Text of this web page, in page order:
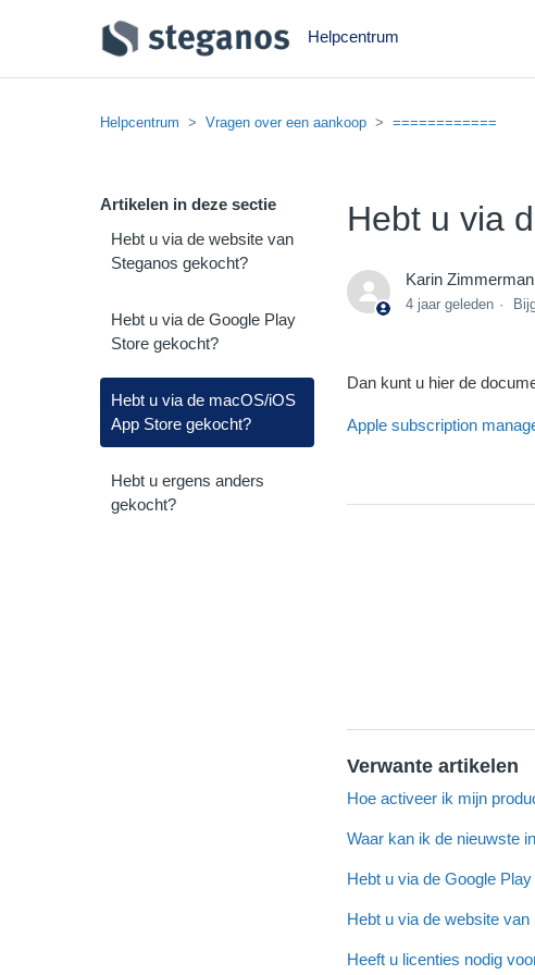
Helpcentrum
Helpcentrum Vragen over een aankoop ============
Artikelen in deze sectie
Hebt u via de website van
Steganos gekocht?
Hebt u via de Google Play
Store gekocht?
Hebt u via de macOS/iOS
App Store gekocht?
Hebt u ergens anders
gekocht?
Hebt u via
Karin
4 jaar geleden
Dan kunt u hier de
Apple subscription
Verwante artikelen
Hoe activeer ik mijn
Waar kan ik de nieuwste
Hebt u via de Google
Hebt u via de website
Heeft u licenties nodig